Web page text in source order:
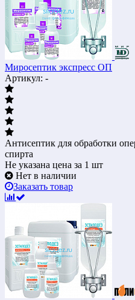
Миросептик экспресс ОП
Артикул: -
Антисептик для обработки
спирта
Не указана цена за 1 шт
Нет в наличии
Заказать товар